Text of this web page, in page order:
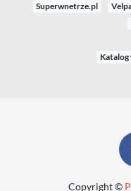
Superwnetrze.pl
Copyright ©